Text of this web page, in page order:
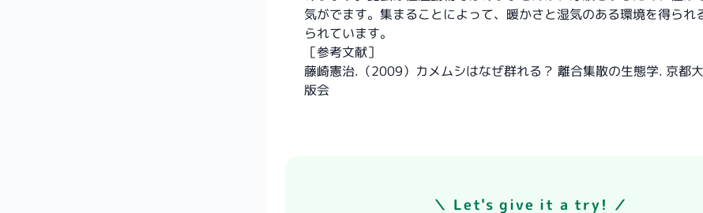
気がでます。集まることによって、暖かさと湿気のある環境を得られ
られています。
［参考文献］
藤崎憲治.（2009）カメムシはなぜ群れる？ 離合集散の生態学. 京都
版会
＼ Let's give it a try! ／